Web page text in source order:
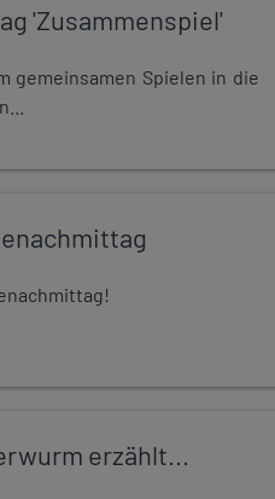
'Zusammenspiel'
gemeinsamen Spielen in die
erzählt...